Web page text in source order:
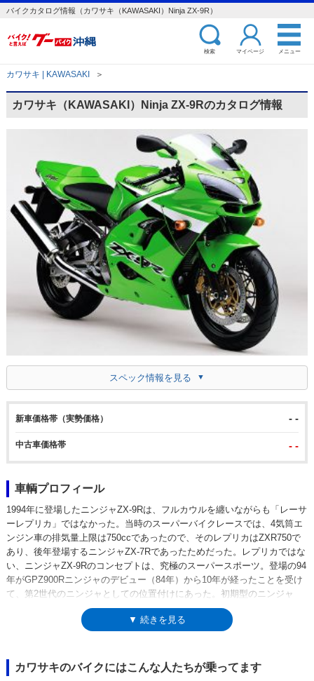
バイクカタログ情報（カワサキ（KAWASAKI）Ninja ZX-9R）
検索 マイページ メニュー
カワサキ | KAWASAKI ＞
カワサキ（KAWASAKI）Ninja ZX-9Rのカタログ情報
スペック情報を見る
新車価格帯（実勢価格） - -
中古車価格帯 - -
車輌プロフィール
1994年に登場したニンジャZX-9Rは、フルカウルを纏いながらも「レーサ
ーレプリカ」ではなかった。当時のスーパーバイクレースでは、4気筒エ
ンジン車の排気量上限は750ccであったので、そのレプリカはZXR750で
あり、後年登場するニンジャZX-7Rであったためだった。レプリカではな
い、ニンジャZX-9Rのコンセプトは、究極のスーパースポーツ。登場の94
年がGPZ900Rニンジャのデビュー（84年）から10年が経ったことを受け
て、第2世代のニンジャとしての位置付けにあった。初期型のニンジャ
ZX-9Rのコード設定は、ZX900B1。エンジンはZXR750用の水冷4気筒ユ
ニットをベースに、899ccまで排気量拡大し、ZZR1100（ニンジャZX-
こでベースエンジンをニンジャZX-6R用に変更した。以降、2000年にE型
に（外観を大きく変更）、02年にF型にしながら、2003年モデルまで生産
▼ 続きを見る
カワサキのバイクにはこんな人たちが乗ってます